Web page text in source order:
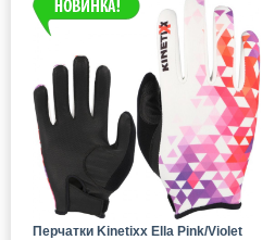
Перчатки Kinetixx Ella Pink/Violet